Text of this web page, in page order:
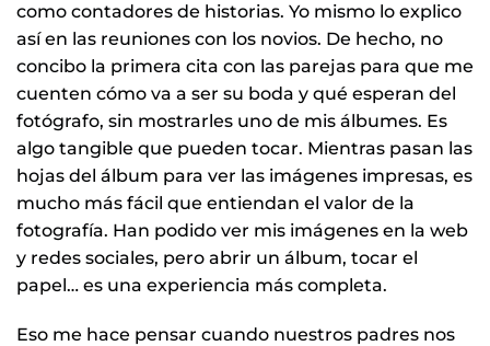
como contadores de historias. Yo mismo lo explico
así en las reuniones con los novios. De hecho, no
concibo la primera cita con las parejas para que me
cuenten cómo va a ser su boda y qué esperan del
fotógrafo, sin mostrarles uno de mis álbumes. Es
algo tangible que pueden tocar. Mientras pasan las
hojas del álbum para ver las imágenes impresas, es
mucho más fácil que entiendan el valor de la
fotografía. Han podido ver mis imágenes en la web
y redes sociales, pero abrir un álbum, tocar el
papel… es una experiencia más completa.
Eso me hace pensar cuando nuestros padres nos